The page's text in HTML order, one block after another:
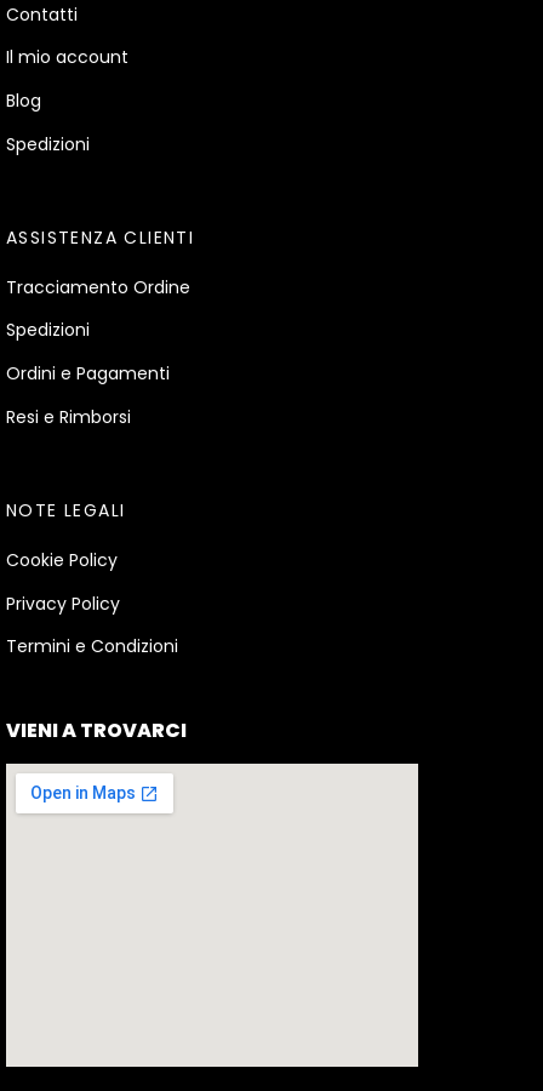
Contatti
Il mio account
Blog
Spedizioni
ASSISTENZA CLIENTI
Tracciamento Ordine
Spedizioni
Ordini e Pagamenti
Resi e Rimborsi
NOTE LEGALI
Cookie Policy
Privacy Policy
Termini e Condizioni
VIENI A TROVARCI